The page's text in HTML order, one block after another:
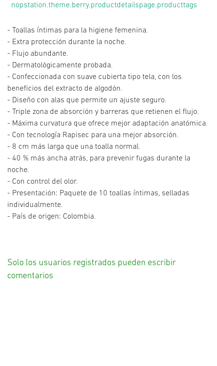
nopstation.theme.berry.productdetailspage.producttags
- Toallas íntimas para la higiene femenina.
- Extra protección durante la noche.
- Flujo abundante.
- Dermatológicamente probada.
- Confeccionada con suave cubierta tipo tela, con los
beneficios del extracto de algodón.
- Diseño con alas que permite un ajuste seguro.
- Triple zona de absorción y barreras que retienen el flujo.
- Máxima curvatura que ofrece mejor adaptación anatómica.
- Con tecnología Rapisec para una mejor absorción.
- 8 cm más larga que una toalla normal.
- 40 % más ancha atrás, para prevenir fugas durante la
noche.
- Con control del olor.
- Presentación: Paquete de 10 toallas íntimas, selladas
individualmente.
- País de origen: Colombia.
Solo los usuarios registrados pueden escribir
comentarios